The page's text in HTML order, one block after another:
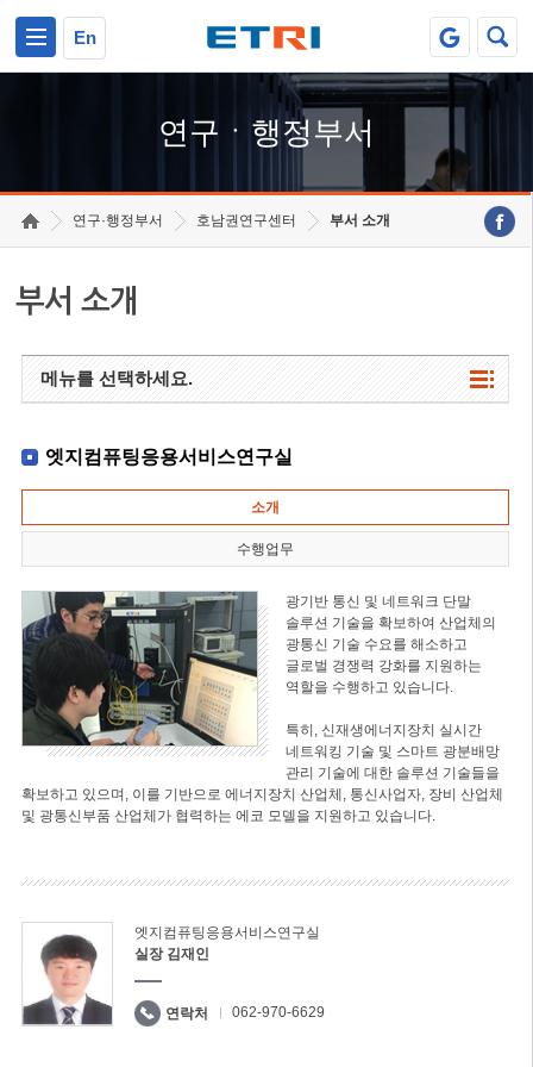
En
연구ㆍ행정부서
연구·행정부서 호남권연구센터 부서 소개
부서 소개
메뉴를 선택하세요.
엣지컴퓨팅응용서비스연구실
소개
수행업무
광기반 통신 및 네트워크 단말
솔루션 기술을 확보하여 산업체의
광통신 기술 수요를 해소하고
글로벌 경쟁력 강화를 지원하는
역할을 수행하고 있습니다.
특히, 신재생에너지장치 실시간
네트워킹 기술 및 스마트 광분배망
관리 기술에 대한 솔루션 기술들을
확보하고 있으며, 이를 기반으로 에너지장치 산업체, 통신사업자, 장비 산업체
및 광통신부품 산업체가 협력하는 에코 모델을 지원하고 있습니다.
엣지컴퓨팅응용서비스연구실
실장 김재인
연락처 062-970-6629